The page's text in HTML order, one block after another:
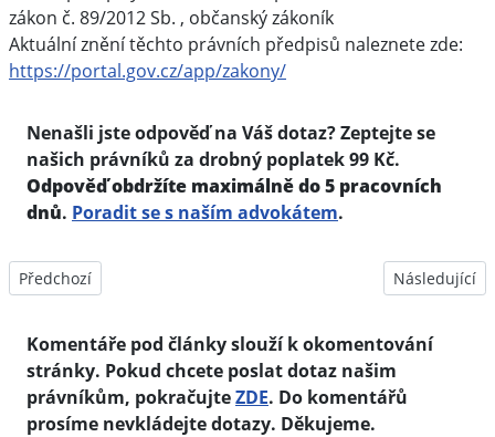
zákon č. 89/2012 Sb. , občanský zákoník
Aktuální znění těchto právních předpisů naleznete zde:
https://portal.gov.cz/app/zakony/
Nenašli jste odpověď na Váš dotaz? Zeptejte se
našich právníků za drobný poplatek 99 Kč.
Odpověď obdržíte maximálně do 5 pracovních
dnů. Poradit se s naším advokátem.
Předchozí článek: Je možné zastavit podíl SJM bez souhlasu
Předchozí Další článek:
Následující
Komentáře pod články slouží k okomentování
stránky. Pokud chcete poslat dotaz našim
právníkům, pokračujteZDE. Do komentářů
prosíme nevkládejte dotazy. Děkujeme.